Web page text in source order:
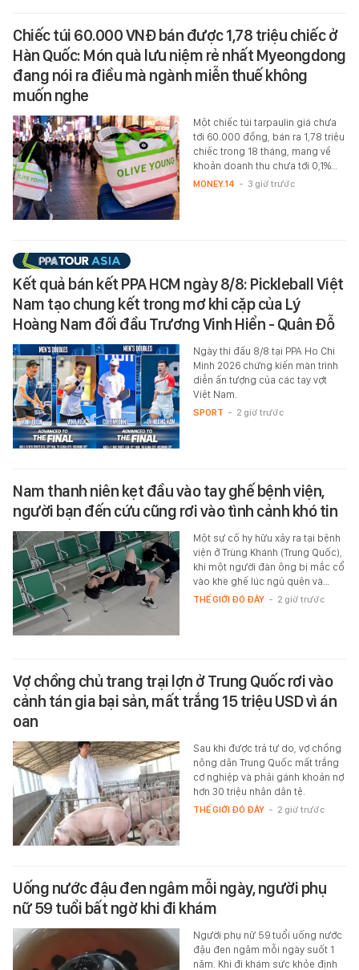
Chiếc túi 60.000 VNĐ bán được 1,78 triệu chiếc ở
Hàn Quốc: Món quà lưu niệm rẻ nhất Myeongdong
đang nói ra điều mà ngành miễn thuế không
muốn nghe
Một chiếc túi tarpaulin giá chưa
tới 60.000 đồng, bán ra 1,78 triệu
chiếc trong 18 tháng, mang về
khoản doanh thu chưa tới 0,1%…
MONEY.14 - 3 giờ trước
Kết quả bán kết PPA HCM ngày 8/8: Pickleball Việt
Nam tạo chung kết trong mơ khi cặp của Lý
Hoàng Nam đối đầu Trương Vinh Hiển - Quân Đỗ
Ngày thi đấu 8/8 tại PPA Ho Chi
Minh 2026 chứng kiến màn trình
diễn ấn tượng của các tay vợt
Việt Nam.
SPORT - 2 giờ trước
Nam thanh niên kẹt đầu vào tay ghế bệnh viện,
người bạn đến cứu cũng rơi vào tình cảnh khó tin
Một sự cố hy hữu xảy ra tại bệnh
viện ở Trùng Khánh (Trung Quốc),
khi một người đàn ông bị mắc cổ
vào khe ghế lúc ngủ quên và…
THẾ GIỚI ĐÓ ĐÂY - 2 giờ trước
Vợ chồng chủ trang trại lợn ở Trung Quốc rơi vào
cảnh tán gia bại sản, mất trắng 15 triệu USD vì án
oan
Sau khi được trả tự do, vợ chồng
nông dân Trung Quốc mất trắng
cơ nghiệp và phải gánh khoản nợ
hơn 30 triệu nhân dân tệ.
THẾ GIỚI ĐÓ ĐÂY - 2 giờ trước
Uống nước đậu đen ngâm mỗi ngày, người phụ
nữ 59 tuổi bất ngờ khi đi khám
Người phụ nữ 59 tuổi uống nước
đậu đen ngâm mỗi ngày suốt 1
năm. Khi đi khám sức khỏe định